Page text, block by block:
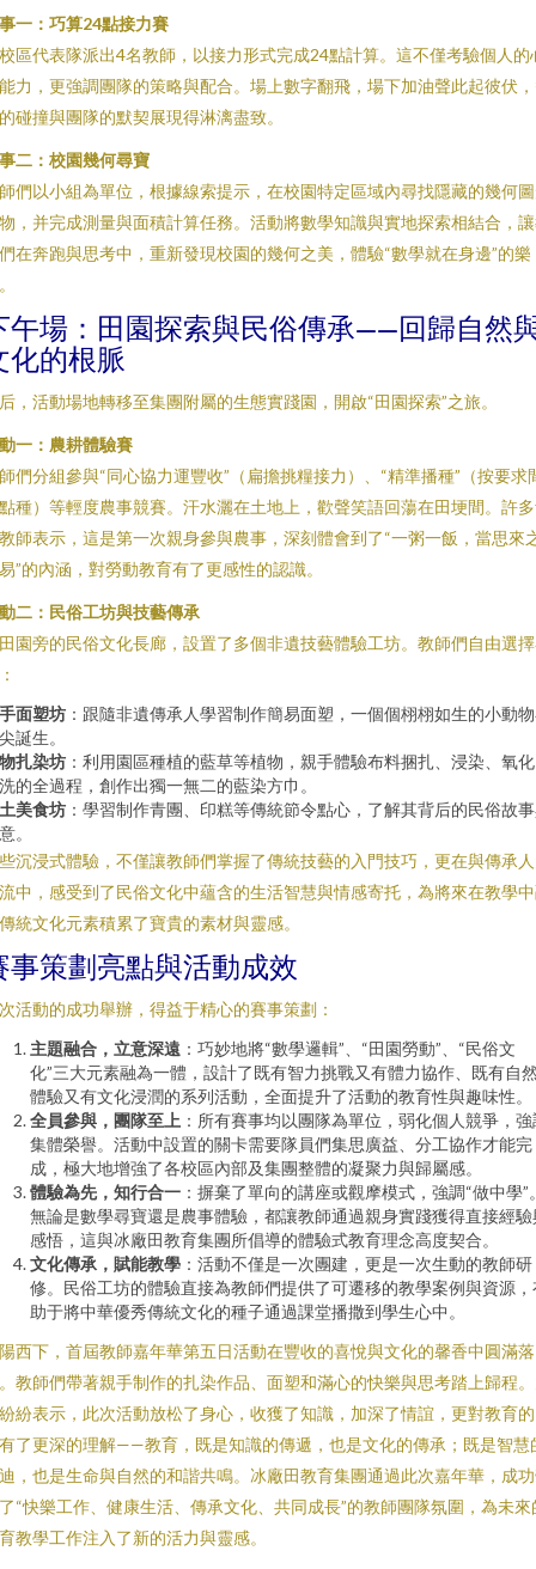
一：巧算24點接力賽
區代表隊派出4名教師，以接力形式完成24點計算。這不僅考驗個人的
力，更強調團隊的策略與配合。場上數字翻飛，場下加油聲此起彼伏
碰撞與團隊的默契展現得淋漓盡致。
二：校園幾何尋寶
們以小組為單位，根據線索提示，在校園特定區域內尋找隱藏的幾何
，并完成測量與面積計算任務。活動將數學知識與實地探索相結合，
在奔跑與思考中，重新發現校園的幾何之美，體驗“數學就在身邊”的樂
午場：田園探索與民俗傳承——回歸自然
化的根脈
，活動場地轉移至集團附屬的生態實踐園，開啟“田園探索”之旅。
一：農耕體驗賽
們分組參與“同心協力運豐收”（扁擔挑糧接力）、“精準播種”（按要求
種）等輕度農事競賽。汗水灑在土地上，歡聲笑語回蕩在田埂間。許
師表示，這是第一次親身參與農事，深刻體會到了“一粥一飯，當思來
”的內涵，對勞動教育有了更感性的認識。
二：民俗工坊與技藝傳承
園旁的民俗文化長廊，設置了多個非遺技藝體驗工坊。教師們自由選
面塑坊 ：跟隨非遺傳承人學習制作簡易面塑，一個個栩栩如生的小動
誕生。
扎染坊 ：利用園區種植的藍草等植物，親手體驗布料捆扎、浸染、氧
的全過程，創作出獨一無二的藍染方巾。
美食坊 ：學習制作青團、印糕等傳統節令點心，了解其背后的民俗故
。
沉浸式體驗，不僅讓教師們掌握了傳統技藝的入門技巧，更在與傳承
中，感受到了民俗文化中蘊含的生活智慧與情感寄托，為將來在教學
統文化元素積累了寶貴的素材與靈感。
事策劃亮點與活動成效
活動的成功舉辦，得益于精心的賽事策劃：
主題融合，立意深遠 ：巧妙地將“數學邏輯”、“田園勞動”、“民俗文
化”三大元素融為一體，設計了既有智力挑戰又有體力協作、既有自
體驗又有文化浸潤的系列活動，全面提升了活動的教育性與趣味性。
全員參與，團隊至上 ：所有賽事均以團隊為單位，弱化個人競爭，
集體榮譽。活動中設置的關卡需要隊員們集思廣益、分工協作才能完
成，極大地增強了各校區內部及集團整體的凝聚力與歸屬感。
體驗為先，知行合一 ：摒棄了單向的講座或觀摩模式，強調“做中學”
無論是數學尋寶還是農事體驗，都讓教師通過親身實踐獲得直接經驗
感悟，這與冰廠田教育集團所倡導的體驗式教育理念高度契合。
文化傳承，賦能教學 ：活動不僅是一次團建，更是一次生動的教師研
修。民俗工坊的體驗直接為教師們提供了可遷移的教學案例與資源，
助于將中華優秀傳統文化的種子通過課堂播撒到學生心中。
西下，首屆教師嘉年華第五日活動在豐收的喜悅與文化的馨香中圓滿落
教師們帶著親手制作的扎染作品、面塑和滿心的快樂與思考踏上歸程
紛表示，此次活動放松了身心，收獲了知識，加深了情誼，更對教育
了更深的理解——教育，既是知識的傳遞，也是文化的傳承；既是智慧
，也是生命與自然的和諧共鳴。冰廠田教育集團通過此次嘉年華，成
“快樂工作、健康生活、傳承文化、共同成長”的教師團隊氛圍，為未來
教學工作注入了新的活力與靈感。